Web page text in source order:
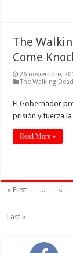
The
Come
26 noviembre,
The Walking
El Gobernador
prisión y fuerza la
Read More »
« First ... «
Last »